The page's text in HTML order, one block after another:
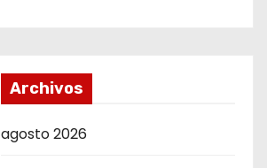
Archivos
agosto 2026